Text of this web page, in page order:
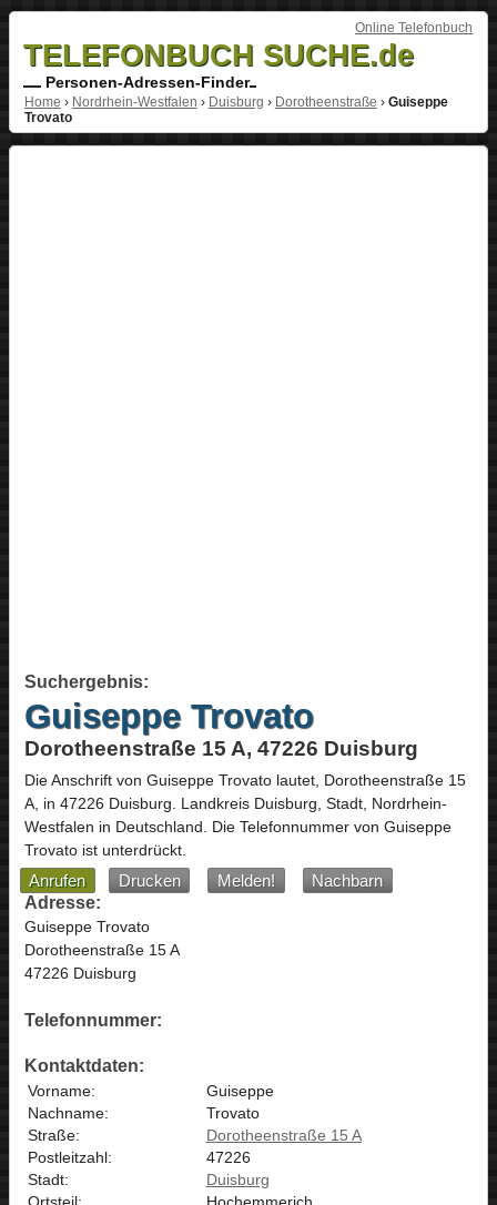
Online Telefonbuch
TELEFONBUCH SUCHE.de
Personen-Adressen-Finder
Home › Nordrhein-Westfalen › Duisburg › Dorotheenstraße › Guiseppe
Trovato
Suchergebnis:
Guiseppe Trovato
Dorotheenstraße 15 A, 47226 Duisburg
Die Anschrift von Guiseppe Trovatolautet, Dorotheenstraße 15
A, in 47226 Duisburg. Landkreis Duisburg, Stadt, Nordrhein-
Westfalen in Deutschland. Die Telefonnummer von Guiseppe
Trovato ist unterdrückt.
Anrufen Drucken Melden!
Nachbarn
Adresse:
Guiseppe Trovato
Dorotheenstraße 15 A
47226 Duisburg
Telefonnummer:
Kontaktdaten:
Vorname:
Guiseppe
Nachname:
Trovato
Straße:
Dorotheenstraße 15 A
Postleitzahl:
47226
Stadt:
Duisburg